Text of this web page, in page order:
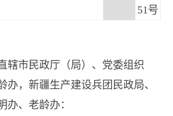
51号
辖市民政厅（局）、党委组织
办，新疆生产建设兵团民政局、
办、老龄办：